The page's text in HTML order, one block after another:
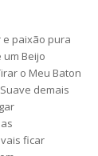
e paixão pura
um Beijo
o Meu Baton
demais
vais ficar